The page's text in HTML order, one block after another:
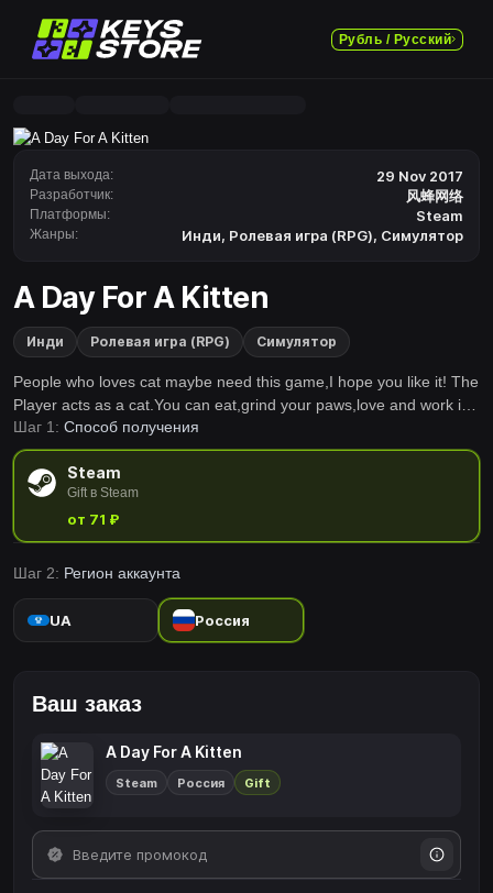
Рубль / Русский
Дата выхода: 29 Nov 2017
Разработчик: 风蜂网络
Платформы: Steam
Жанры: Инди, Ролевая игра (RPG), Симулятор
A Day For A Kitten
Инди Ролевая игра (RPG) Симулятор
People who loves cat maybe need this game,I hope you like it! The
Player acts as a cat.You can eat,grind your paws,love and work in
garden,street or your house. At the same time,as the descendants
of Yi Meow Meow,looking for stolen crystal and risk of RPG, to the
different elements of the area received a variety of magic and
unlock the...
Шаг 1: Способ получения
Steam
Gift в Steam
от 71 ₽
Шаг 2: Регион аккаунта
UA Россия
Ваш заказ
A Day For A Kitten
Steam Россия Gift